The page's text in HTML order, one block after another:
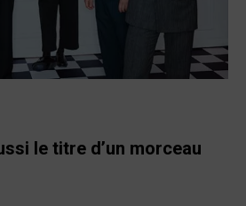
le titre d’un morceau